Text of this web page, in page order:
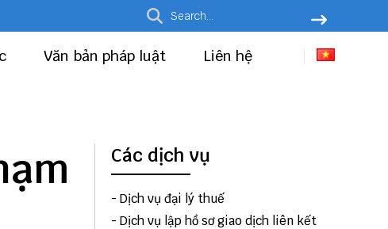
Văn bản pháp luật Liên hệ
Các dịch vụ
- Dịch vụ đại lý thuế
- Dịch vụ lập hồ sơ giao dịch liên kết